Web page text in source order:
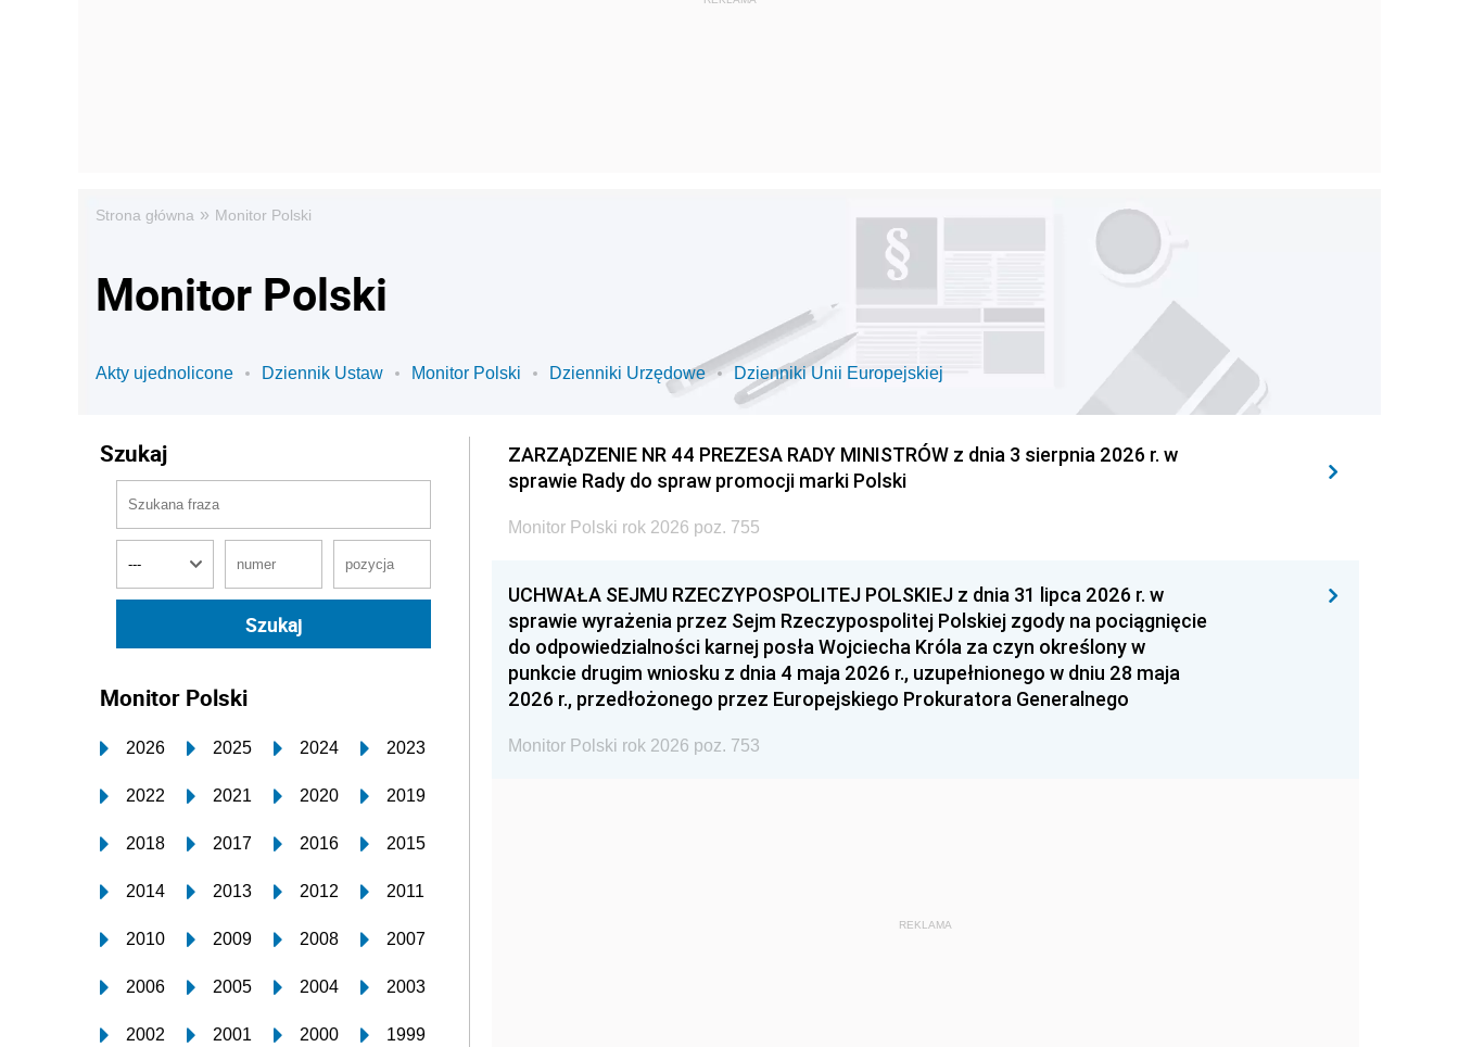
Strona główna » Monitor Polski
Monitor Polski
Akty ujednolicone Dziennik Ustaw Monitor Polski Dzienniki Urzędowe Dzienniki Unii Europejskiej
Szukaj
Monitor Polski
2026 2025 2024 2023
2022 2021 2020 2019
2018 2017 2016 2015
2014 2013 2012 2011
2010 2009 2008 2007
2006 2005 2004 2003
2002 2001 2000 1999
ZARZĄDZENIE NR 44 PREZESA RADY MINISTRÓW z dnia 3 sierpnia 2026 r. w
sprawie Rady do spraw promocji marki Polski
Monitor Polski rok 2026 poz. 755
UCHWAŁA SEJMU RZECZYPOSPOLITEJ POLSKIEJ z dnia 31 lipca 2026 r. w
sprawie wyrażenia przez Sejm Rzeczypospolitej Polskiej zgody na pociągnięcie
do odpowiedzialności karnej posła Wojciecha Króla za czyn określony w
punkcie drugim wniosku z dnia 4 maja 2026 r., uzupełnionego w dniu 28 maja
2026 r., przedłożonego przez Europejskiego Prokuratora Generalnego
Monitor Polski rok 2026 poz. 753
REKLAMA